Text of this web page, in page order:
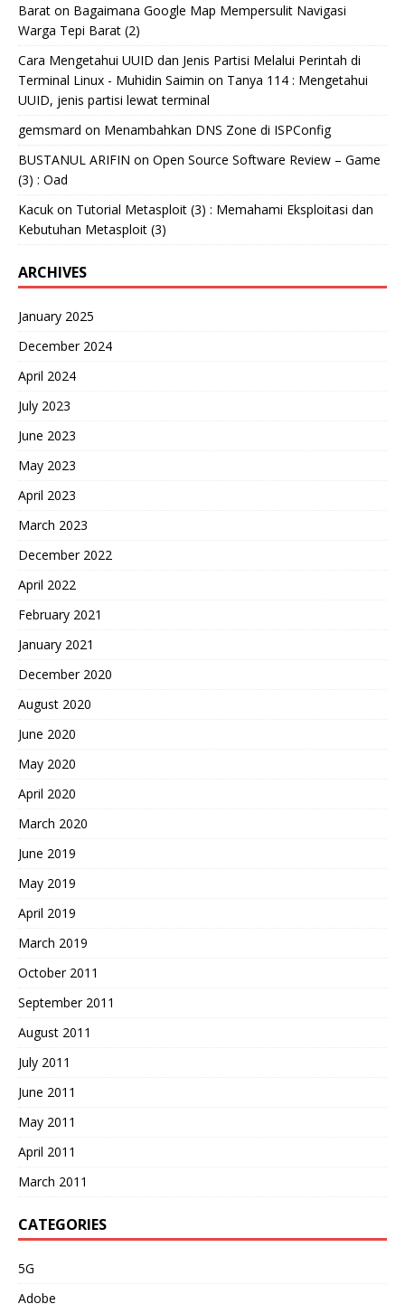
Barat on Bagaimana Google Map Mempersulit Navigasi
Warga Tepi Barat (2)
Cara Mengetahui UUID dan Jenis Partisi Melalui Perintah di
Terminal Linux - Muhidin Saimin on Tanya 114 : Mengetahui
UUID, jenis partisi lewat terminal
gemsmard on Menambahkan DNS Zone di ISPConfig
BUSTANUL ARIFIN on Open Source Software Review – Game
(3) : Oad
Kacuk on Tutorial Metasploit (3) : Memahami Eksploitasi dan
Kebutuhan Metasploit (3)
ARCHIVES
January 2025
December 2024
April 2024
July 2023
June 2023
May 2023
April 2023
March 2023
December 2022
April 2022
February 2021
January 2021
December 2020
August 2020
June 2020
May 2020
April 2020
March 2020
June 2019
May 2019
April 2019
March 2019
October 2011
September 2011
August 2011
July 2011
June 2011
May 2011
April 2011
March 2011
CATEGORIES
5G
Adobe